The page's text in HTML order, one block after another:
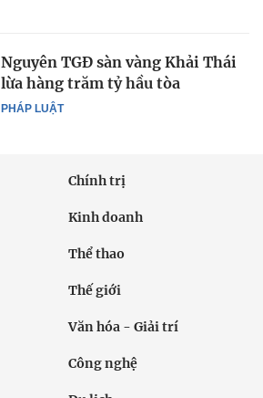
PHÁP LUẬT
Nguyên TGĐ sàn vàng Khải Thái
lừa hàng trăm tỷ hầu tòa
Chính trị
Kinh doanh
Thể thao
Thế giới
Văn hóa - Giải trí
Công nghệ